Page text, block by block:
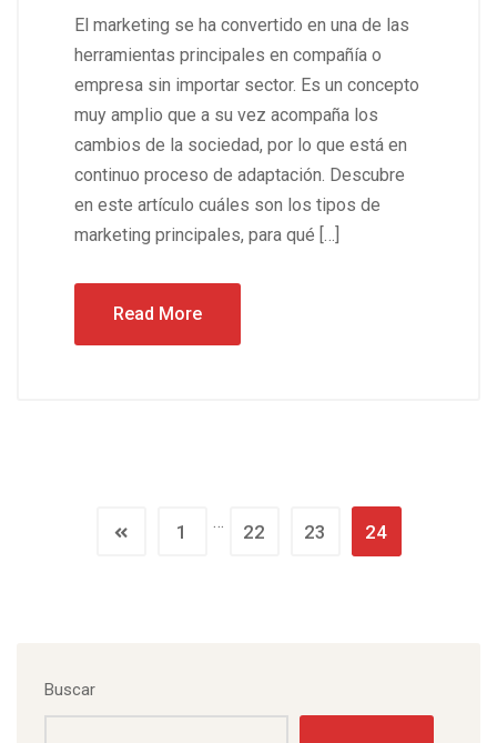
El marketing se ha convertido en una de las
herramientas principales en compañía o
empresa sin importar sector. Es un concepto
muy amplio que a su vez acompaña los
cambios de la sociedad, por lo que está en
continuo proceso de adaptación. Descubre
en este artículo cuáles son los tipos de
marketing principales, para qué […]
Read More
1 22 23 24
Buscar